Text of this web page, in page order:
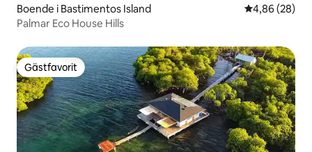
Boende i Bastimentos Island 4,86 av 5 i
4,86 (28)
Palmar Eco House Hills
Gästfavorit
Gästfavorit